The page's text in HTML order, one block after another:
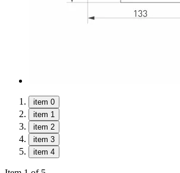
item 0
item 1
item 2
item 3
item 4